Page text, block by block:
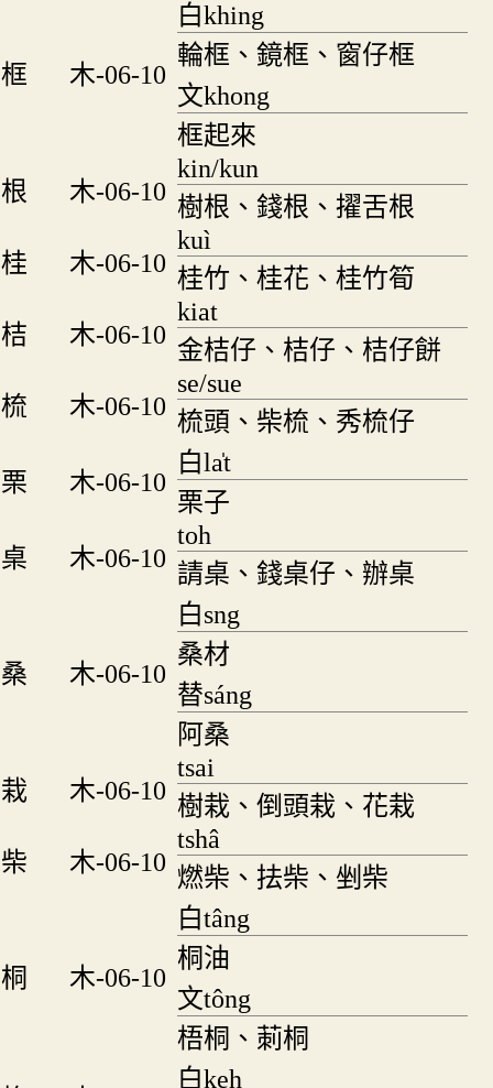
框 木-06-10
白khing
輪框、鏡框、窗仔框
文khong
框起來
根
木-06-10
kin/kun
樹根、錢根、擢舌根
桂
木-06-10
kuì
桂竹、桂花、桂竹筍
桔
木-06-10
kiat
金桔仔、桔仔、桔仔餅
梳
木-06-10
se/sue
梳頭、柴梳、秀梳仔
栗 木-06-10
白la̍t
栗子
桌
木-06-10
toh
請桌、錢桌仔、辦桌
桑 木-06-10
白sng
桑材
替sáng
阿桑
栽
木-06-10
tsai
樹栽、倒頭栽、花栽
柴
木-06-10
tshâ
燃柴、抾柴、剉柴
桐 木-06-10
白tâng
桐油
文tông
梧桐、莿桐
白keh